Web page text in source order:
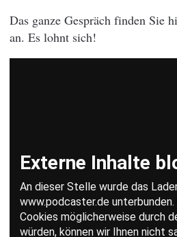
Das ganze Gespräch finden Sie
an. Es lohnt sich!